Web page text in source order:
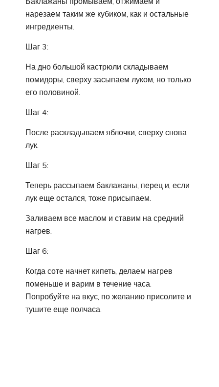
нарезаем таким же кубиком, как и остальные
ингредиенты.
Шаг 3:
На дно большой кастрюли складываем
помидоры, сверху засыпаем луком, но только
его половиной.
Шаг 4:
После раскладываем яблочки, сверху снова
лук.
Шаг 5:
Теперь рассыпаем баклажаны, перец и, если
лук еще остался, тоже присыпаем.
Заливаем все маслом и ставим на средний
нагрев.
Шаг 6:
Когда соте начнет кипеть, делаем нагрев
поменьше и варим в течение часа.
Попробуйте на вкус, по желанию присолите и
тушите еще полчаса.